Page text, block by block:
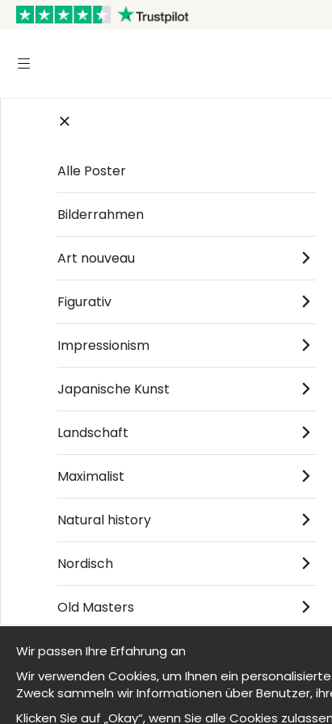
Bekümmert
Das von Ihnen gesuchte Seite ist leider nicht in
Sitemap »
Einkaufen
Kontakt
- Returer
- Leverans -
Om cookies
Meine Favoriten
Alle Poster
Bilderrahmen
Art nouveau
Figurativ
Impressionism
Japanische Kunst
Landschaft
Maximalist
Natural history
Nordisch
Old Masters
Wir sind Wallnest
FAQ
Wir passen Ihre Erfahrung an
Wir verwenden Cookies, um Ihnen ein
Zweck sammeln wir Informationen über Benutzer,
Klicken Sie auf „Okay“, wenn Sie alle Cookies